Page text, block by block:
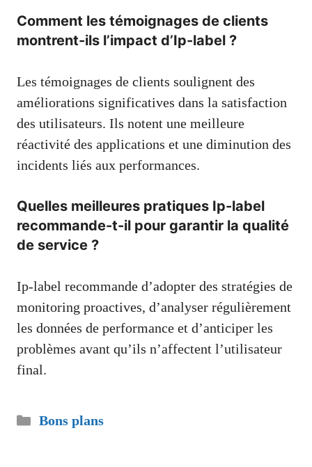
Comment les témoignages de clients
montrent-ils l’impact d’Ip-label ?
Les témoignages de clients soulignent des
améliorations significatives dans la satisfaction
des utilisateurs. Ils notent une meilleure
réactivité des applications et une diminution des
incidents liés aux performances.
Quelles meilleures pratiques Ip-label
recommande-t-il pour garantir la qualité
de service ?
Ip-label recommande d’adopter des stratégies de
monitoring proactives, d’analyser régulièrement
les données de performance et d’anticiper les
problèmes avant qu’ils n’affectent l’utilisateur
final.
Catégories
Bons plans